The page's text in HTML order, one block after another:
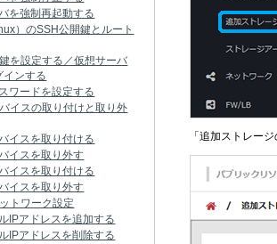
を強制再起動する
）のSSH公開鍵とルート
を設定する／仮想サーバ
インする
ワードを設定する
イスの取り付けと取り外
イスを取り付ける
イスを取り外す
イスを取り付ける
イスを取り外す
トワーク設定
IPアドレスを追加する
IPアドレスを削除する
「追加ストレー